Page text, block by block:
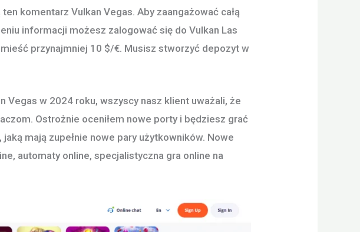
komentarz Vulkan Vegas. Aby zaangażować całą
informacji możesz zalogować się do Vulkan Las
przynajmniej 10 $/€. Musisz stworzyć depozyt w
Vegas w 2024 roku, wszyscy nasz klient uważali, że
Ostrożnie oceniłem nowe porty i będziesz grać
mają zupełnie nowe pary użytkowników. Nowe
automaty online, specjalistyczna gra online na